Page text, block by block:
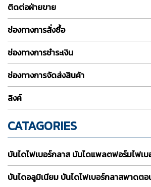
ติดต่อฝ่ายขาย
ช่องทางการสั่งซื้อ
ช่องทางการชำระเงิน
ช่องทางการจัดส่งสินค้า
ลิงค์
CATAGORIES
บันไดไฟเบอร์กลาส บันไดแพลตฟอร์มไฟเบ
บันไดอลูมิเนียม บันไดไฟเบอร์กลาสพาดตอ